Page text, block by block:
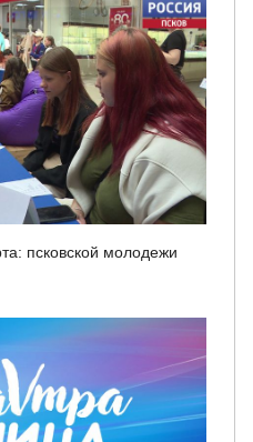
псковской молодежи